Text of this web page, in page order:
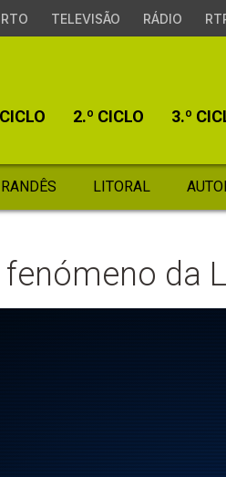
TELEVISÃO RÁDIO
2.º CICLO 3.º
LITORAL
da